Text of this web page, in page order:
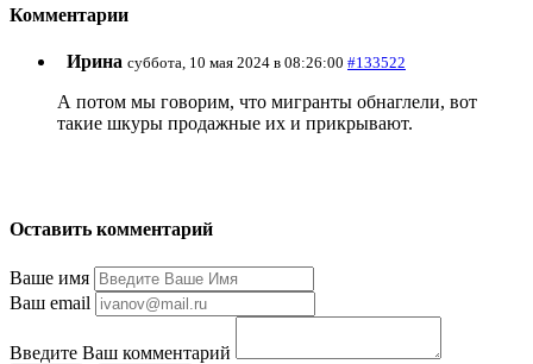
Комментарии
Ирина суббота, 10 мая 2024 в 08:26:00 #133522
А потом мы говорим, что мигранты обнаглели, вот
такие шкуры продажные их и прикрывают.
Оставить комментарий
Ваше имя
Ваш email
Введите Ваш комментарий